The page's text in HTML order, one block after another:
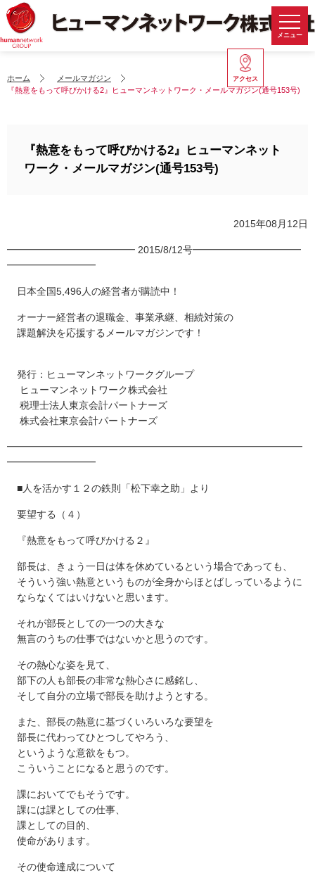
メニュー
アクセス
ホーム
メールマガジン
『熱意をもって呼びかける2』ヒューマンネットワーク・メールマガジン(通号153号)
『熱意をもって呼びかける2』ヒューマンネット
ワーク・メールマガジン(通号153号)
2015年08月12日
━━━━━━━━━━━━━ 2015/8/12号━━━━━━━━━━━
━━━━━━━━━
日本全国5,496人の経営者が購読中！
オーナー経営者の退職金、事業承継、相続対策の
課題解決を応援するメールマガジンです！
発行：ヒューマンネットワークグループ
ヒューマンネットワーク株式会社
税理士法人東京会計パートナーズ
株式会社東京会計パートナーズ
━━━━━━━━━━━━━━━━━━━━━━━━━━━━━━
━━━━━━━━━
■人を活かす１２の鉄則「松下幸之助」より
要望する（４）
『熱意をもって呼びかける２』
部長は、きょう一日は体を休めているという場合であっても、
そういう強い熱意というものが全身からほとばしっているように
ならなくてはいけないと思います。
それが部長としての一つの大きな
無言のうちの仕事ではないかと思うのです。
その熱心な姿を見て、
部下の人も部長の非常な熱心さに感銘し、
そして自分の立場で部長を助けようとする。
また、部長の熱意に基づくいろいろな要望を
部長に代わってひとつしてやろう、
というような意欲をもつ。
こういうことになると思うのです。
課においてでもそうです。
課には課としての仕事、
課としての目的、
使命があります。
その使命達成について